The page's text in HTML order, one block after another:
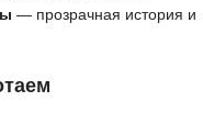
— прозрачная история и